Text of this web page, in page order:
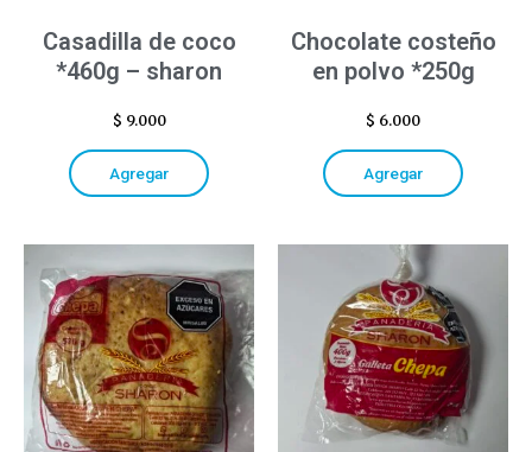
Casadilla de coco
*460g – sharon
$ 9.000
Agregar
Chocolate costeño
en polvo *250g
$ 6.000
Agregar